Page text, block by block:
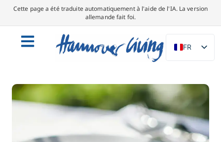
Cette page a été traduite automatiquement à l'aide de l'IA. La version
allemande fait foi.
FR
DE
ES